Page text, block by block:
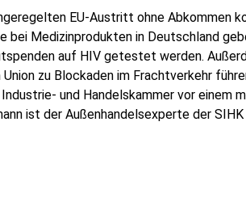
EU-Austritt ohne Abkommen
bei Medizinprodukten in Deutschland
auf HIV getestet werden.
zu Blockaden im Frachtverkehr
und Handelskammer vor einem
ist der Außenhandelsexperte der